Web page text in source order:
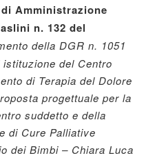
Amministrazione
n. 132 del
della DGR n. 1051
del Centro
di Terapia del Dolore
progettuale per la
suddetto e della
di Cure Palliative
dei Bimbi – Chiara Luca